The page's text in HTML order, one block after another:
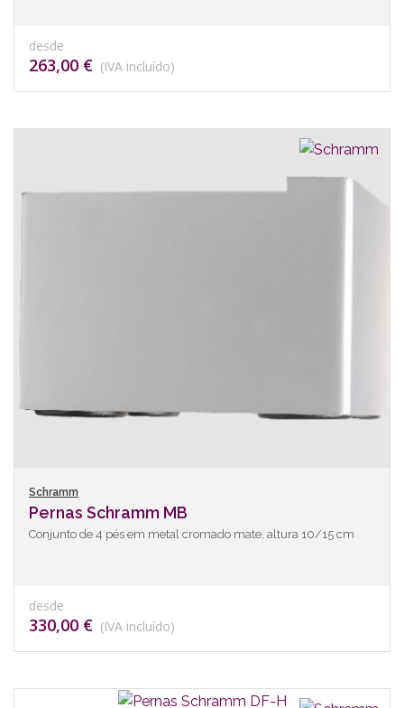
desde
263,00 € (IVA incluído)
Schramm
Pernas Schramm MB
Conjunto de 4 pés em metal cromado mate, altura 10/15 cm
desde
330,00 € (IVA incluído)